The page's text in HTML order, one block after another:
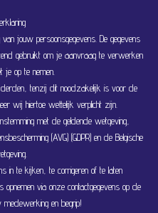
jouw persoonsgegevens. De gegevens
gebruikt om je aanvraag te verwerken
je op te nemen.
tenzij dit noodzakelijk is voor de
wij hiertoe wettelijk verplicht zijn.
met de geldende wetgeving,
(AVG) (GDPR) en de Belgische
in te kijken, te corrigeren of te laten
via onze contactgegevens op de
en begrip!